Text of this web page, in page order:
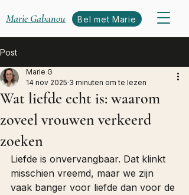
Marie Gabanou Bel met Marie
Post
Wat liefde echt is: waarom
zoveel vrouwen verkeerd
zoeken
Marie G
14 nov 2025 3 minuten om te lezen
Liefde is onvervangbaar. Dat klinkt
misschien vreemd, maar we zijn
vaak banger voor liefde dan voor de